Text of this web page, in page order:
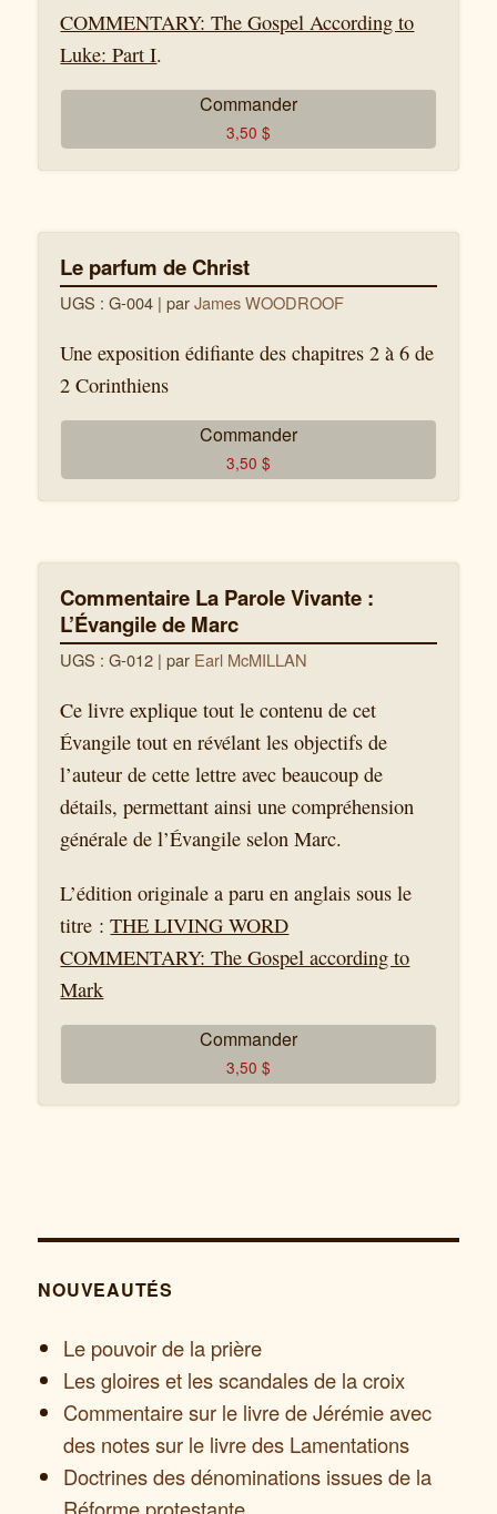
COMMENTARY: The Gospel According to
Luke: Part I.
Commander
3,50 $
Le parfum de Christ
UGS : G-004 | parJames WOODROOF
Une exposition édifiante des chapitres 2 à 6 de
2 Corinthiens
Commander
3,50 $
Commentaire La Parole Vivante :
L’Évangile de Marc
UGS : G-012 | par Earl McMILLAN
Ce livre explique tout le contenu de cet
Évangile tout en révélant les objectifs de
l’auteur de cette lettre avec beaucoup de
détails, permettant ainsi une compréhension
générale de l’Évangile selon Marc.
L’édition originale a paru en anglais sous le
titre :THE LIVING WORD
COMMENTARY: The Gospel according to
Mark
Commander
3,50 $
NOUVEAUTÉS
Le pouvoir de la prière
Les gloires et les scandales de la croix
Commentaire sur le livre de Jérémie avec
des notes sur le livre des Lamentations
Doctrines des dénominations issues de la